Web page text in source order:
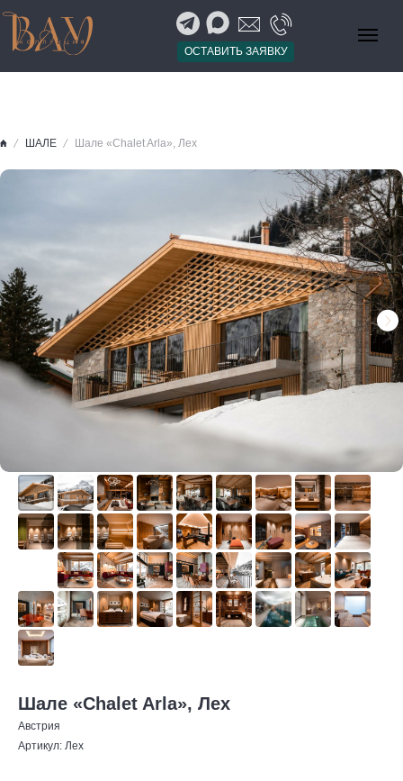
ОСТАВИТЬ ЗАЯВКУ
ШАЛЕ Шале «Chalet Arla», Лех
Шале «Chalet Arla», Лех
Австрия
Артикул: Лех